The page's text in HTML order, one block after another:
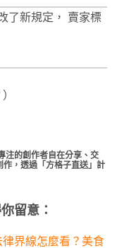
了新規定， 賣家標
注的創作者自在分享、交
，透過「方格子直送」計
留意：
律界線怎麼看？美食